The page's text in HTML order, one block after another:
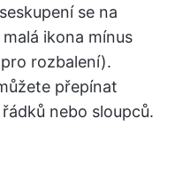
se na
ikona mínus
rozbalení).
přepínat
nebo sloupců.